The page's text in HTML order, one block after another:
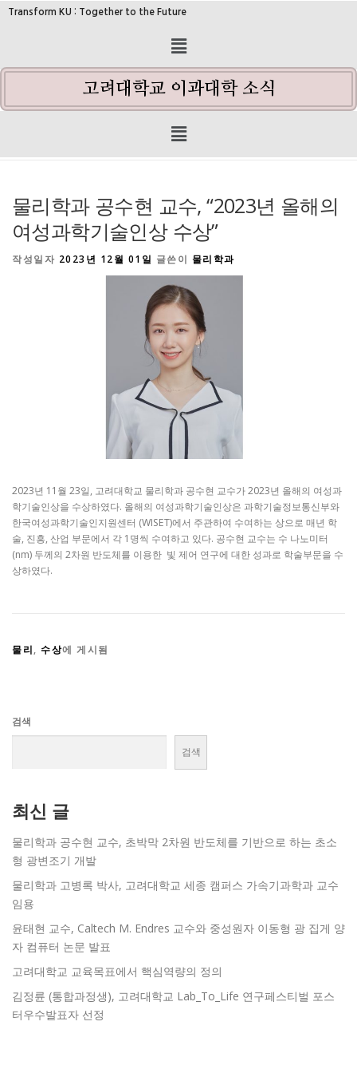
Transform KU : Together to the Future
고려대학교 이과대학 소식
물리학과 공수현 교수, “2023년 올해의
여성과학기술인상 수상”
작성일자 2023년 12월 01일 글쓴이 물리학과
2023년 11월 23일, 고려대학교 물리학과 공수현 교수가 2023년 올해의 여성과
학기술인상을 수상하였다. 올해의 여성과학기술인상은 과학기술정보통신부와
한국여성과학기술인지원센터 (WISET)에서 주관하여 수여하는 상으로 매년 학
술, 진흥, 산업 부문에서 각 1명씩 수여하고 있다. 공수현 교수는 수 나노미터
(nm) 두께의 2차원 반도체를 이용한 빛 제어 연구에 대한 성과로 학술부문을 수
상하였다.
물리, 수상에 게시됨
검색
검색
최신 글
물리학과 공수현 교수, 초박막 2차원 반도체를 기반으로 하는 초소
형 광변조기 개발
물리학과 고병록 박사, 고려대학교 세종 캠퍼스 가속기과학과 교수
임용
윤태현 교수, Caltech M. Endres 교수와 중성원자 이동형 광 집게 양
자 컴퓨터 논문 발표
고려대학교 교육목표에서 핵심역량의 정의
김정륜 (통합과정생), 고려대학교 Lab_To_Life 연구페스티벌 포스
터우수발표자 선정